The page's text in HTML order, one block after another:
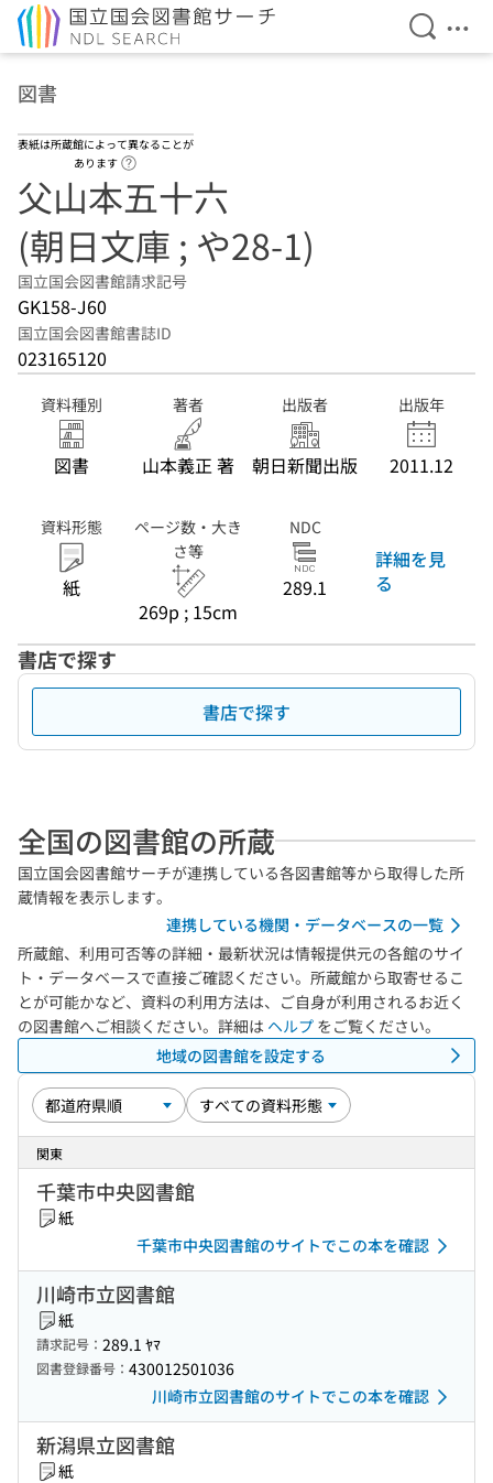
検索を
メ
図書
表紙は所蔵館によって異なることが
あります
父山本五十六
(朝日文庫 ; や28-1)
国立国会図書館請求記号
GK158-J60
国立国会図書館書誌ID
023165120
資料種別
図書
著者
山本義正 著
出版者
朝日新聞出版
出版年
2011.12
資料形態
紙
ページ数・大き
さ等
269p ; 15cm
NDC
289.1
詳細を見
る
書店で探す
書店で探す
全国の図書館の所蔵
国立国会図書館サーチが連携している各図書館等から取得した所
蔵情報を表示します。
連携している機関・データベースの一覧
所蔵館、利用可否等の詳細・最新状況は情報提供元の各館のサイ
ト・データベースで直接ご確認ください。所蔵館から取寄せるこ
とが可能かなど、資料の利用方法は、ご自身が利用されるお近く
の図書館へご相談ください。詳細は ヘルプ をご覧ください。
地域の図書館を設定する
関東
千葉市中央図書館
紙
千葉市中央図書館のサイトでこの本を確認
川崎市立図書館
紙
請求記号： 289.1 ﾔﾏ
図書登録番号： 430012501036
川崎市立図書館のサイトでこの本を確認
新潟県立図書館
紙